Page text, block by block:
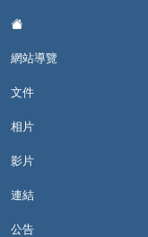
網站導覽
文件
相片
影片
連結
公告
戀戀故